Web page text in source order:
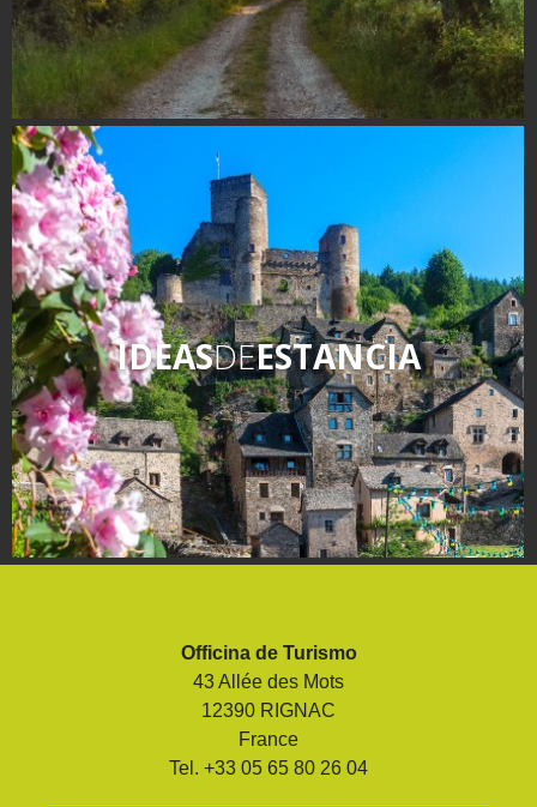
IDEASDEESTANCIA
Officina de Turismo
43 Allée des Mots
12390 RIGNAC
France
Tel. +33 05 65 80 26 04